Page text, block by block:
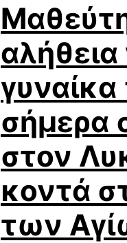
αλήθεια
σήμερα
στον
κοντά
των